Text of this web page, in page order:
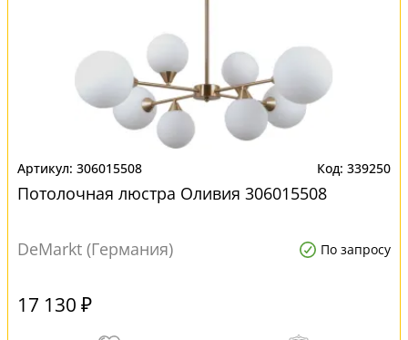
306015508 339250
Потолочная люстра Оливия 306015508
DeMarkt (Германия) По запросу
17 130 ₽